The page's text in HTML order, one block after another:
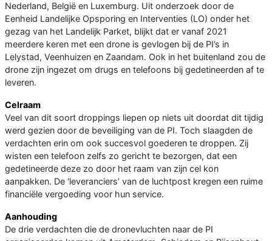
Nederland, België en Luxemburg. Uit onderzoek door de
Eenheid Landelijke Opsporing en Interventies (LO) onder het
gezag van het Landelijk Parket, blijkt dat er vanaf 2021
meerdere keren met een drone is gevlogen bij de PI’s in
Lelystad, Veenhuizen en Zaandam. Ook in het buitenland zou de
drone zijn ingezet om drugs en telefoons bij gedetineerden af te
leveren.
Celraam
Veel van dit soort droppings liepen op niets uit doordat dit tijdig
werd gezien door de beveiliging van de PI. Toch slaagden de
verdachten erin om ook succesvol goederen te droppen. Zij
wisten een telefoon zelfs zo gericht te bezorgen, dat een
gedetineerde deze zo door het raam van zijn cel kon
aanpakken. De ‘leveranciers’ van de luchtpost kregen een ruime
financiële vergoeding voor hun service.
Aanhouding
De drie verdachten die de dronevluchten naar de PI